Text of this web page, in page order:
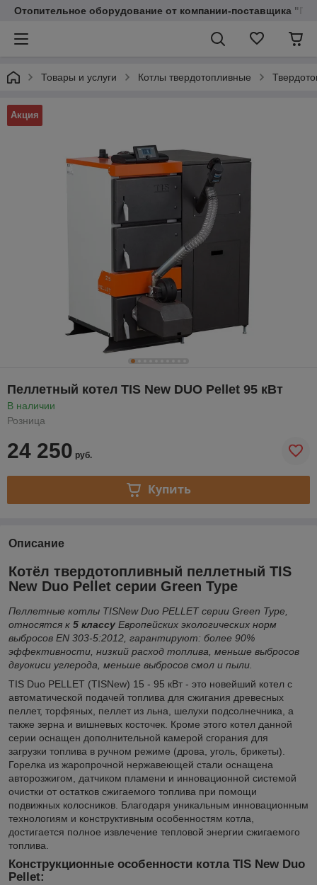
Отопительное оборудование от компании-поставщика
Товары и услуги Котлы твердотопливные
Акция
Пеллетный котел TIS New DUO Pellet 95 кВт
В наличии
Розница
24 250 руб.
Купить
Описание
Котёл твердотопливный пеллетный TIS
New Duo Pellet серии Green Type
Пеллетные котлы TISNew Duo PELLET серии Green Type,
относятся к 5 классу Европейских экологических норм
выбросов EN 303-5:2012, гарантируют: более 90%
эффективности, низкий расход топлива, меньше выбросов
двуокиси углерода, меньше выбросов смол и пыли.
TIS Duo PELLET (TISNew) 15 - 95 кВт - это новейший котел с
автоматической подачей топлива для сжигания древесных
пеллет, торфяных, пеллет из льна, шелухи подсолнечника, а
также зерна и вишневых косточек. Кроме этого котел данной
серии оснащен дополнительной камерой сгорания для
загрузки топлива в ручном режиме (дрова, уголь, брикеты).
Горелка из жаропрочной нержавеющей стали оснащена
авторозжигом, датчиком пламени и инновационной системой
очистки от остатков сжигаемого топлива при помощи
подвижных колосников. Благодаря уникальным инновационным
технологиям и конструктивным особенностям котла,
достигается полное извлечение тепловой энергии сжигаемого
топлива.
Конструкционные особенности котла TIS New Duo
Pellet: